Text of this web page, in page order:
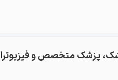
پزشک متخصص و